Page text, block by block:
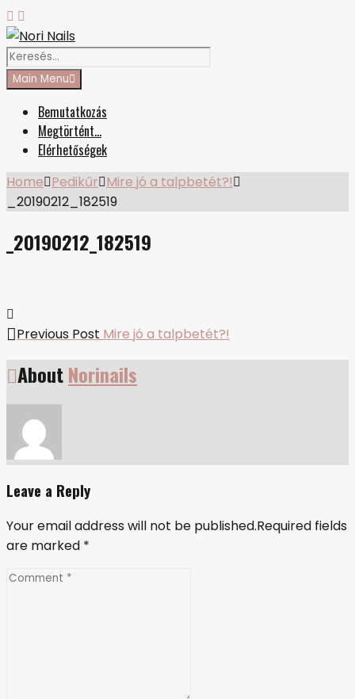
Skip
to
content
Facebook
Nori Nails
körmös blog
Search
for:
Main Menu
Bemutatkozás
Megtörtént…
Elérhetőségek
Home Pedikűr Mire jó a talpbetét?!
_20190212_182519
_20190212_182519
Bejegyzés
navigáció
Previous Post Previous
Mire jó a talpbetét?!
AboutNorinails
Leave a Reply
Your email address will not be published.Required fields
are marked *
Comment